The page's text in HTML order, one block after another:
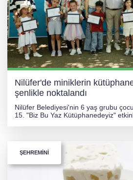
Nilüfer'de miniklerin
şenlikle noktalandı
Nilüfer Belediyesi'nin 6 yaş grubu
15. "Biz Bu Yaz Kütüphanedeyiz"
ŞEHREMİNİ